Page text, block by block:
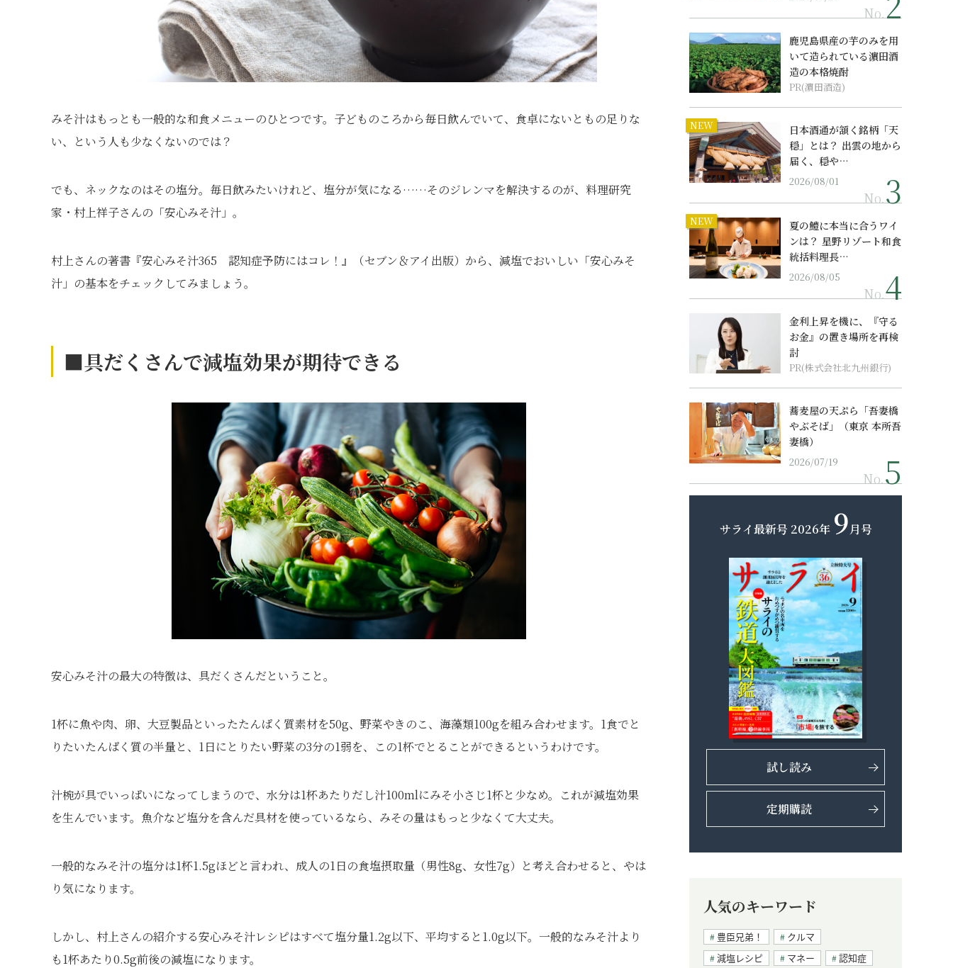
みそ汁はもっとも一般的な和食メニューのひとつです。子どものころから毎日飲んでいて、食卓にないともの足りな
い、という人も少なくないのでは？
でも、ネックなのはその塩分。毎日飲みたいけれど、塩分が気になる……そのジレンマを解決するのが、料理研究
家・村上祥子さんの「安心みそ汁」。
村上さんの著書『安心みそ汁365 認知症予防にはコレ！』（セブン＆アイ出版）から、減塩でおいしい「安心みそ
汁」の基本をチェックしてみましょう。
■具だくさんで減塩効果が期待できる
安心みそ汁の最大の特徴は、具だくさんだということ。
1杯に魚や肉、卵、大豆製品といったたんぱく質素材を50g、野菜やきのこ、海藻類100gを組み合わせます。1食でと
りたいたんぱく質の半量と、1日にとりたい野菜の3分の1弱を、この1杯でとることができるというわけです。
汁椀が具でいっぱいになってしまうので、水分は1杯あたりだし汁100mlにみそ小さじ1杯と少なめ。これが減塩効果
を生んでいます。魚介など塩分を含んだ具材を使っているなら、みその量はもっと少なくて大丈夫。
一般的なみそ汁の塩分は1杯1.5gほどと言われ、成人の1日の食塩摂取量（男性8g、女性7g）と考え合わせると、やは
り気になります。
しかし、村上さんの紹介する安心みそ汁レシピはすべて塩分量1.2g以下、平均すると1.0g以下。一般的なみそ汁より
も1杯あたり0.5g前後の減塩になります。
No.
鹿児島県産の芋のみを用
いて造られている濵田酒
造の本格焼酎
PR(濵田酒造)
NEW
日本酒通が頷く銘柄「天
穏」とは？ 出雲の地から
届く、穏や…
2026/08/01
No.
NEW
夏の鱧に本当に合うワイ
ンは？ 星野リゾート和食
統括料理長…
2026/08/05
No.
金利上昇を機に、『守る
お金』の置き場所を再検
討
PR(株式会社北九州銀行)
蕎麦屋の天ぷら「吾妻橋
やぶそば」（東京 本所吾
妻橋）
2026/07/19
No.
サライ最新号 2026年 9月号
試し読み
定期購読
人気のキーワード
豊臣兄弟！
クルマ
減塩レシピ
マネー
認知症